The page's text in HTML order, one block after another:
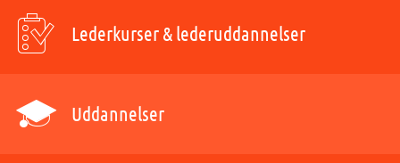
Lederkurser & lederuddannelser
Uddannelser